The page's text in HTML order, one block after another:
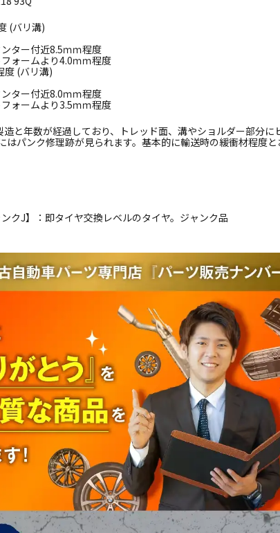
(バリ溝)
ター付近8.5ｍｍ程度
ォームより4.0ｍｍ程度
度 (バリ溝)
ター付近8.0ｍｍ程度
ォームより3.5ｍｍ程度
造と年数が経過しており、トレッド面、溝やショルダー部分に
はパンク修理跡が見られます。基本的に輸送時の緩衝材程度
ンクJ】：即タイヤ交換レベルのタイヤ。ジャンク品